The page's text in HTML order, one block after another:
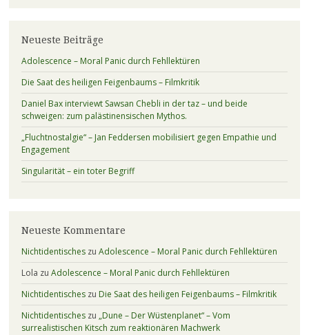
Neueste Beiträge
Adolescence – Moral Panic durch Fehllektüren
Die Saat des heiligen Feigenbaums – Filmkritik
Daniel Bax interviewt Sawsan Chebli in der taz – und beide
schweigen: zum palästinensischen Mythos.
„Fluchtnostalgie“ – Jan Feddersen mobilisiert gegen Empathie und
Engagement
Singularität – ein toter Begriff
Neueste Kommentare
Nichtidentischeszu Adolescence – Moral Panic durch Fehllektüren
Lola zu Adolescence – Moral Panic durch Fehllektüren
Nichtidentischeszu Die Saat des heiligen Feigenbaums – Filmkritik
Nichtidentischeszu „Dune – Der Wüstenplanet“ – Vom
surrealistischen Kitsch zum reaktionären Machwerk